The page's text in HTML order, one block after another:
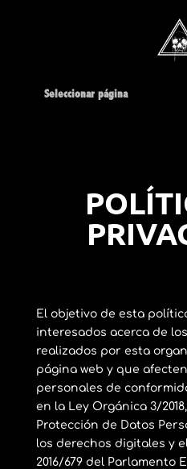
Seleccionar página
El objetivo de esta
interesados acerca de
realizados por esta
página web y que
personales de
en la Ley Orgánica 3/
Protección de Datos
los derechos digitales y
2016/679 del Parlamento